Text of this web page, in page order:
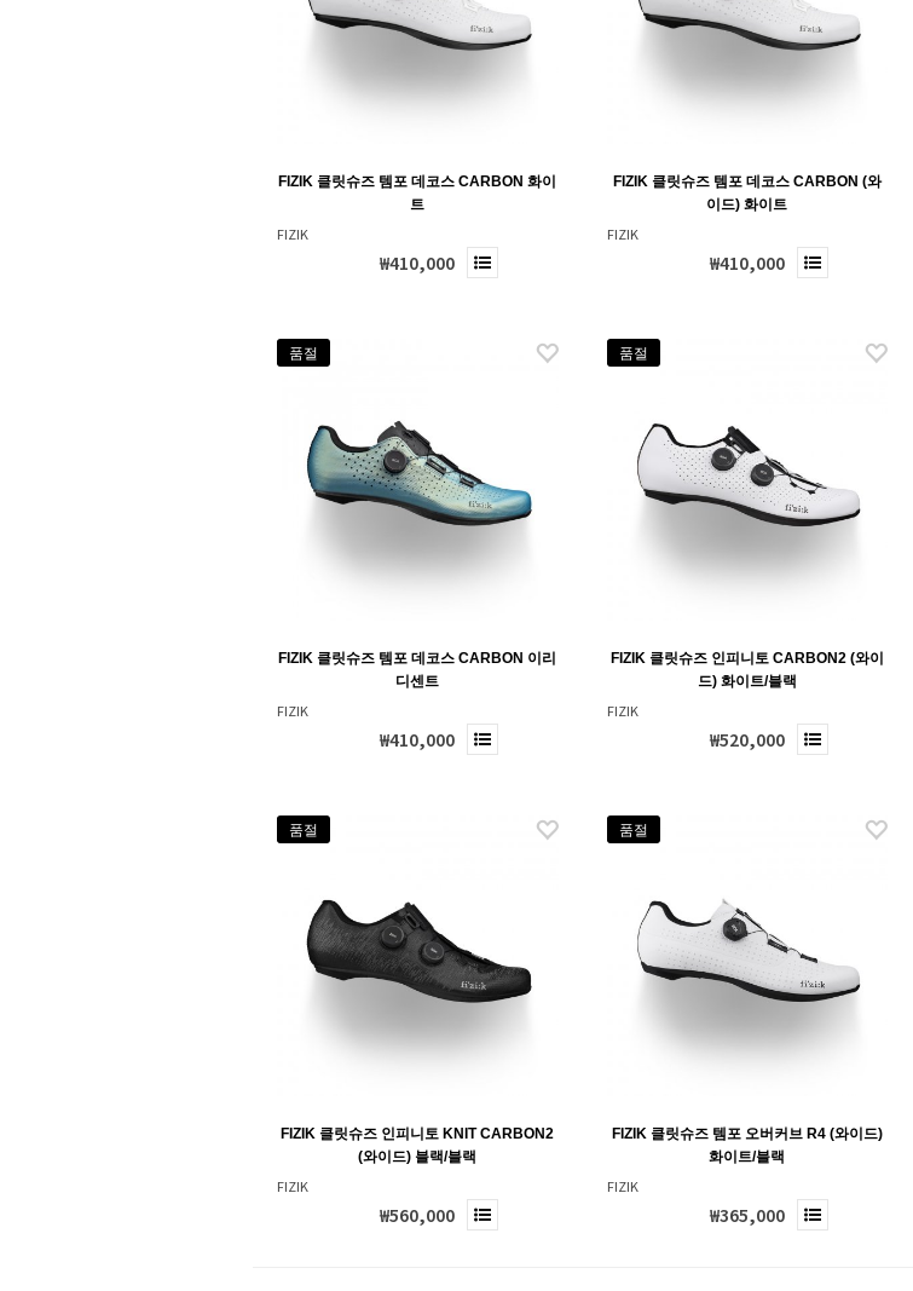
FIZIK 클릿슈즈 템포 데코스 CARBON 화이
트
FIZIK
₩410,000
FIZIK 클릿슈즈 템포 데코스 CARBON (와
이드) 화이트
FIZIK
₩410,000
품절
FIZIK 클릿슈즈 템포 데코스 CARBON 이리
디센트
FIZIK
₩410,000
품절
FIZIK 클릿슈즈 인피니토 CARBON2 (와이
드) 화이트/블랙
FIZIK
₩520,000
품절
FIZIK 클릿슈즈 인피니토 KNIT CARBON2
(와이드) 블랙/블랙
FIZIK
₩560,000
품절
FIZIK 클릿슈즈 템포 오버커브 R4 (와이드)
화이트/블랙
FIZIK
₩365,000